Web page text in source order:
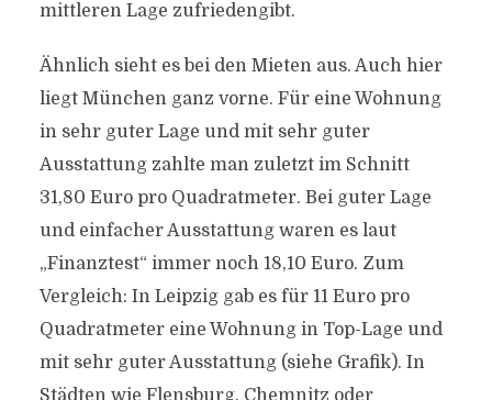
mittleren Lage zufriedengibt.
Ähnlich sieht es bei den Mieten aus. Auch hier
liegt München ganz vorne. Für eine Wohnung
in sehr guter Lage und mit sehr guter
Ausstattung zahlte man zuletzt im Schnitt
31,80 Euro pro Quadratmeter. Bei guter Lage
und einfacher Ausstattung waren es laut
„Finanztest“ immer noch 18,10 Euro. Zum
Vergleich: In Leipzig gab es für 11 Euro pro
Quadratmeter eine Wohnung in Top-Lage und
mit sehr guter Ausstattung (siehe Grafik). In
Städten wie Flensburg, Chemnitz oder